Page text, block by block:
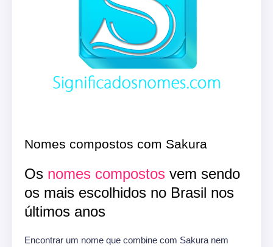
Nomes compostos com Sakura
Os nomes compostos vem sendo
os mais escolhidos no Brasil nos
últimos anos
Encontrar um nome que combine com Sakura nem